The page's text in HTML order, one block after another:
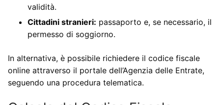
validità.
Cittadini stranieri: passaporto e, se necessario, il
permesso di soggiorno.
In alternativa, è possibile richiedere il codice fiscale
online attraverso il portale dell’Agenzia delle Entrate,
seguendo una procedura telematica.